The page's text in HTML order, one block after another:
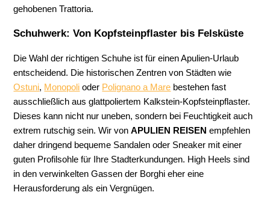
gehobenen Trattoria.
Schuhwerk: Von Kopfsteinpflaster bis Felsküste
Die Wahl der richtigen Schuhe ist für einen Apulien-Urlaub
entscheidend. Die historischen Zentren von Städten wie
Ostuni, Monopoli oder Polignano a Mare bestehen fast
ausschließlich aus glattpoliertem Kalkstein-Kopfsteinpflaster.
Dieses kann nicht nur uneben, sondern bei Feuchtigkeit auch
extrem rutschig sein. Wir vonAPULIEN REISEN empfehlen
daher dringend bequeme Sandalen oder Sneaker mit einer
guten Profilsohle für Ihre Stadterkundungen. High Heels sind
in den verwinkelten Gassen der Borghi eher eine
Herausforderung als ein Vergnügen.